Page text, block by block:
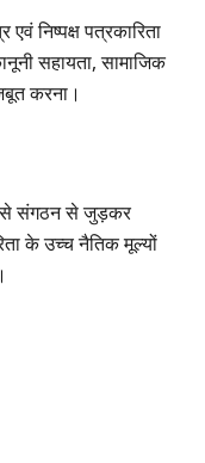
निष्पक्ष पत्रकारिता
सहायता, सामाजिक
करना।
से संगठन से जुड़कर
के उच्च नैतिक मूल्यों